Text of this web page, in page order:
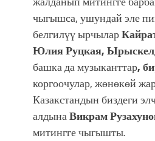
чыгышса, ушундай эле
белгилүү ырчылар
Юлия Руцкая,
башка да музыканттар,
коргоочулар, жөнөкөй
Казакстандын биздеги
алдынаВикрам
митингге чыгышты.